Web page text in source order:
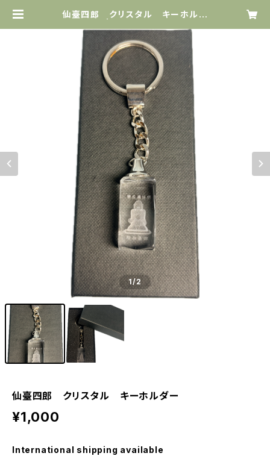
仙臺四郎 クリスタル キーホルダ
1/2
仙臺四郎 クリスタル キーホルダー
¥1,000
International shipping available